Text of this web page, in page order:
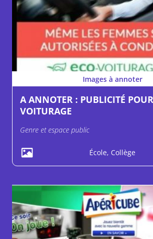
Images à annoter
A ANNOTER : PUBLICITÉ
VOITURAGE
Genre et espace public
École, Collège